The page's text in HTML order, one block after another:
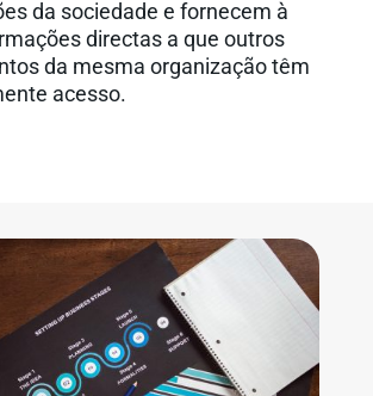
da sociedade e fornecem à
directas a que outros
da mesma organização têm
acesso.